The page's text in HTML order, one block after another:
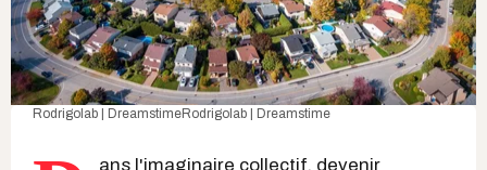
Rodrigolab | DreamstimeRodrigolab | Dreamstime
ans l'imaginaire collectif, devenir